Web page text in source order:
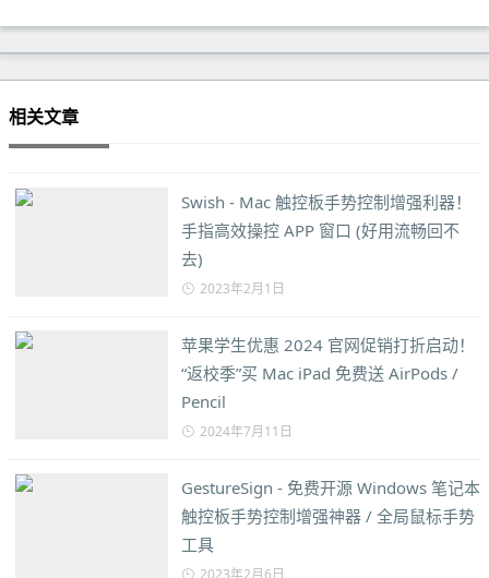
相关文章
Swish - Mac 触控板手势控制增强利器！
手指高效操控 APP 窗口 (好用流畅回不
去)
2023年2月1日
苹果学生优惠 2024 官网促销打折启动！
“返校季”买 Mac iPad 免费送 AirPods /
Pencil
2024年7月11日
GestureSign - 免费开源 Windows 笔记本
触控板手势控制增强神器 / 全局鼠标手势
工具
2023年2月6日